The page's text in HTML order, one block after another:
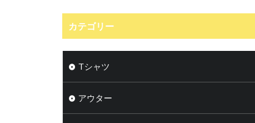
カテゴリー
Tシャツ
アウター